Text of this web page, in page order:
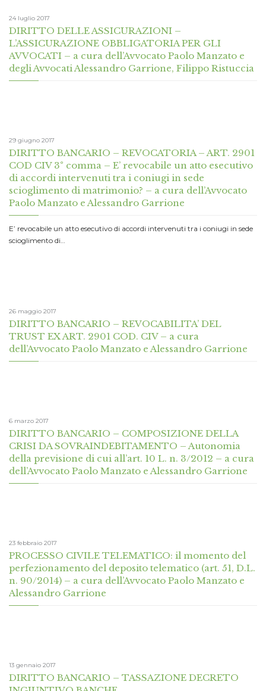
24 luglio 2017
DIRITTO DELLE ASSICURAZIONI –
L’ASSICURAZIONE OBBLIGATORIA PER GLI
AVVOCATI – a cura dell’Avvocato Paolo Manzato e
degli Avvocati Alessandro Garrione, Filippo Ristuccia
29 giugno 2017
DIRITTO BANCARIO – REVOCATORIA – ART. 2901
COD CIV 3° comma – E’ revocabile un atto esecutivo
di accordi intervenuti tra i coniugi in sede
scioglimento di matrimonio? – a cura dell’Avvocato
Paolo Manzato e Alessandro Garrione
E’ revocabile un atto esecutivo di accordi intervenuti tra i coniugi in sede
scioglimento di…
26 maggio 2017
DIRITTO BANCARIO – REVOCABILITA’ DEL
TRUST EX ART. 2901 COD. CIV – a cura
dell’Avvocato Paolo Manzato e Alessandro Garrione
6 marzo 2017
DIRITTO BANCARIO – COMPOSIZIONE DELLA
CRISI DA SOVRAINDEBITAMENTO – Autonomia
della previsione di cui all’art. 10 L. n. 3/2012 – a cura
dell’Avvocato Paolo Manzato e Alessandro Garrione
23 febbraio 2017
PROCESSO CIVILE TELEMATICO: il momento del
perfezionamento del deposito telematico (art. 51, D.L.
n. 90/2014) – a cura dell’Avvocato Paolo Manzato e
Alessandro Garrione
13 gennaio 2017
DIRITTO BANCARIO – TASSAZIONE DECRETO